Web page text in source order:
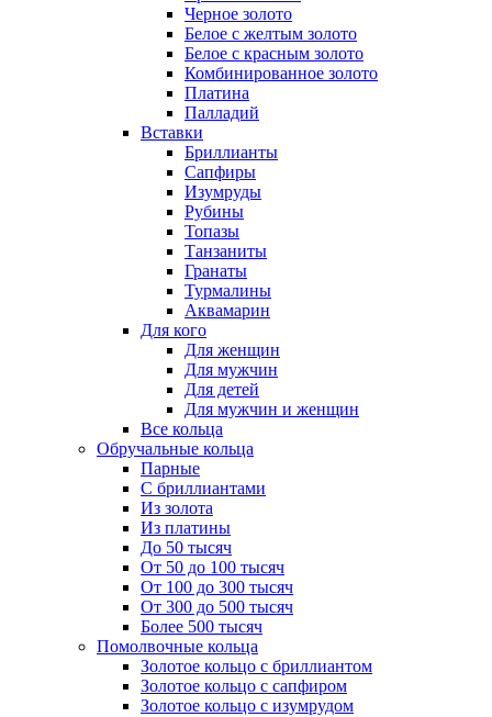
Черное золото
Белое с желтым золото
Белое с красным золото
Комбинированное золото
Платина
Палладий
Вставки
Бриллианты
Сапфиры
Изумруды
Рубины
Топазы
Танзаниты
Гранаты
Турмалины
Аквамарин
Для кого
Для женщин
Для мужчин
Для детей
Для мужчин и женщин
Все кольца
Обручальные кольца
Парные
С бриллиантами
Из золота
Из платины
До 50 тысяч
От 50 до 100 тысяч
От 100 до 300 тысяч
От 300 до 500 тысяч
Более 500 тысяч
Помолвочные кольца
Золотое кольцо с бриллиантом
Золотое кольцо с сапфиром
Золотое кольцо с изумрудом